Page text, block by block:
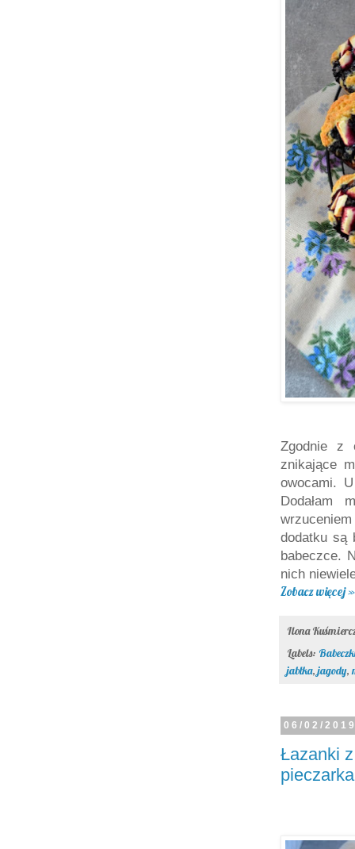
Zgodnie z
znikające
owocami.
Dodałam
dodatku są
babeczce.
nich
Zobacz więcej »
Ilona
Labels:
jabłka,jagody,
06/02/
Łazanki